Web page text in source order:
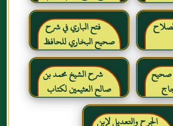
الصنعاني رحمه الله
فتح الباري في شرح
صحيح البخاري للحافظ
ابن حجر العسقلاني
صحيح
شرح الشيخ محمد بن
صالح العثيمين لكتاب
رياض الصالحين للإمام
النووي رحمهم الله تعالىالجرح والتعديل لإبن